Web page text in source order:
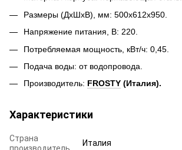
Размеры (ДхШхВ), мм: 500х612х950.
Напряжение питания, В: 220.
Потребляемая мощность, кВт/ч: 0,45.
Подача воды: от водопровода.
Производитель: FROSTY (Италия).
Характеристики
Страна
Италия